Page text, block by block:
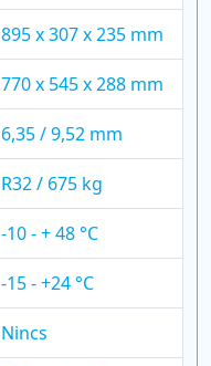
895 x 307 x 235 mm
770 x 545 x 288 mm
6,35 / 9,52 mm
R32 / 675 kg
-10 - + 48 °C
-15 - +24 °C
Nincs